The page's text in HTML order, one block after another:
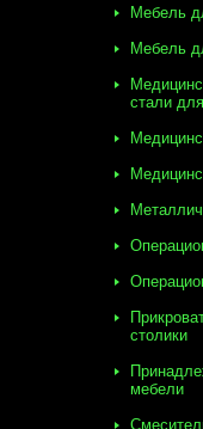
Мебель
Мебель
стали
столики
мебели